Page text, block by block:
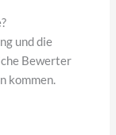
und die
Bewerter
kommen.